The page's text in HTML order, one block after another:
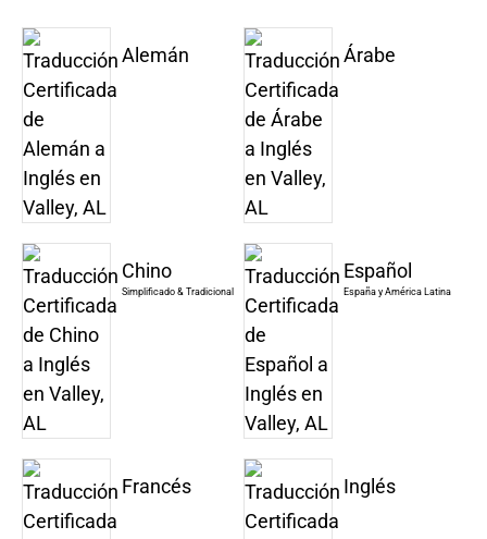
Alemán Árabe
Chino
Simplificado & Tradicional
Español
España y América Latina
Francés Inglés